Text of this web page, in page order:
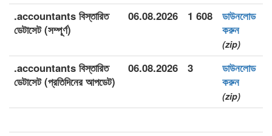
.accountants বিস্তারিত
ডেটাসেট (সম্পূর্ণ)
06.08.2026 1 608
ডাউনলোড
করুন
(zip)
.accountants বিস্তারিত
ডেটাসেট (প্রতিদিনের আপডেট)
06.08.2026 3
ডাউনলোড
করুন
(zip)